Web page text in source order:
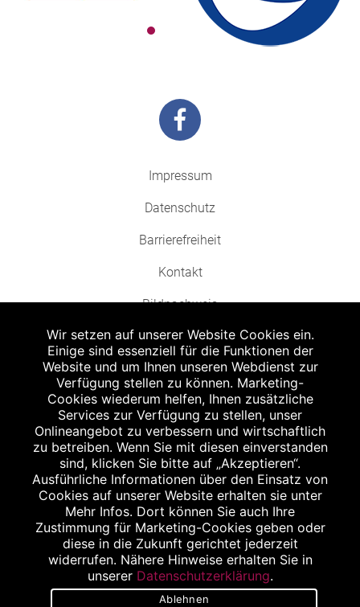
Impressum
Datenschutz
Barrierefreiheit
Kontakt
Bildnachweis
Abgabe in haushaltsüblichen Mengen, solange der Vorrat reicht. Für Druck-
und Satzfehler keine Haftung.
Zu Risiken und Nebenwirkungen lesen Sie die Packungsbeilage und fragen
Sie Ihren Arzt oder Apotheker.
Angabe nach der deutschen Arzneimitteltaxe Apothekenerstattungspreis
(AEP). Der AEP ist keine unverbindliche Preisempfehlung der Hersteller. Der
AEP ist ein von den Apotheken in Ansatz gebrachter Preis für rezeptfreie
Arzneimittel. Er entspricht in der Höhe dem für Apotheken verbindlichen
Abgabepreis, zu dem eine Apotheke in bestimmten Fällen (z.B. bei Kindern
unter 12 Jahren) das Produkt mit der gesetzlichen Krankenversicherung
abrechnet. Der AEP ist der allgemeine Erstattungspreis im Falle einer
Kostenübernahme durch die gesetzlichen Krankenkassen, vor Abzug eines
Zwangsrabattes (zur Zeit 5%) nach §130 Abs. 1 SGB V.
Unverbindliche Preisempfehlung des Herstellers (UVP).
Wir setzen auf unserer Website Cookies ein.
Einige sind essenziell für die Funktionen der
Website und um Ihnen unseren Webdienst zur
Verfügung stellen zu können. Marketing-
Cookies wiederum helfen, Ihnen zusätzliche
Services zur Verfügung zu stellen, unser
Onlineangebot zu verbessern und wirtschaftlich
zu betreiben. Wenn Sie mit diesen einverstanden
sind, klicken Sie bitte auf „Akzeptieren“.
Ausführliche Informationen über den Einsatz von
Cookies auf unserer Website erhalten sie unter
Mehr Infos. Dort können Sie auch Ihre
Zustimmung für Marketing-Cookies geben oder
diese in die Zukunft gerichtet jederzeit
widerrufen. Nähere Hinweise erhalten Sie in
unserer Datenschutzerklärung.
Ablehnen